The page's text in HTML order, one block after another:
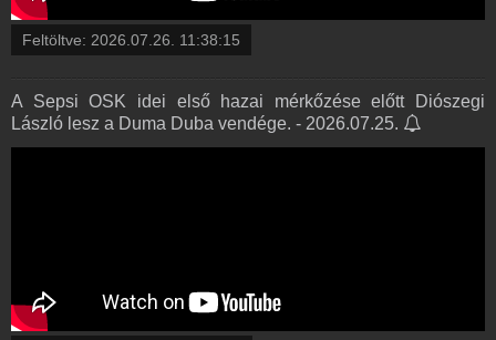
Feltöltve: 2026.07.26. 11:38:15
A Sepsi OSK idei első hazai mérkőzése előtt Diószegi
László lesz a Duma Duba vendége. - 2026.07.25.